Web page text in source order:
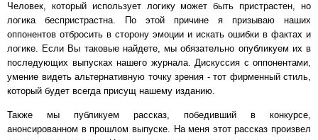
Человек, который использует логику может быть пристрастен, но
логика беспристрастна. По этой причине я призываю наших
оппонентов отбросить в сторону эмоции и искать ошибки в фактах и
логике. Если Вы таковые найдете, мы обязательно опубликуем их в
последующих выпусках нашего журнала. Дискуссия с оппонентами,
умение видеть альтернативную точку зрения - тот фирменный стиль,
который будет всегда присущ нашему изданию.
Также мы публикуем рассказ, победивший в конкурсе,
анонсированном в прошлом выпуске. На меня этот рассказ произвел